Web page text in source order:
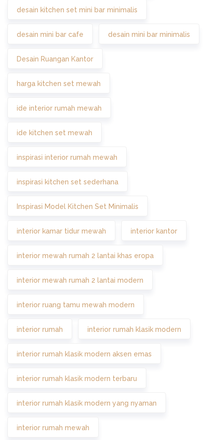
desain kitchen set mini bar minimalis
desain mini bar cafe desain mini bar minimalis
Desain Ruangan Kantor
harga kitchen set mewah
ide interior rumah mewah
ide kitchen set mewah
inspirasi interior rumah mewah
inspirasi kitchen set sederhana
Inspirasi Model Kitchen Set Minimalis
interior kamar tidur mewah interior kantor
interior mewah rumah 2 lantai khas eropa
interior mewah rumah 2 lantai modern
interior ruang tamu mewah modern
interior rumah interior rumah klasik modern
interior rumah klasik modern aksen emas
interior rumah klasik modern terbaru
interior rumah klasik modern yang nyaman
interior rumah mewah